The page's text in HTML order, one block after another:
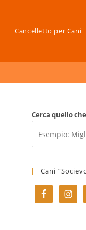
Cancelletto per Cani
Cerca quello
Cani